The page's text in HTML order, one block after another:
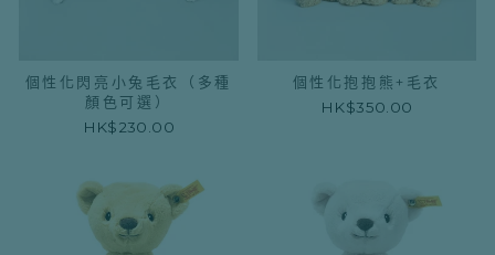
個性化閃亮小兔毛衣（多種
顏色可選）
HK$230.00
個性化抱抱熊+毛衣
HK$350.00